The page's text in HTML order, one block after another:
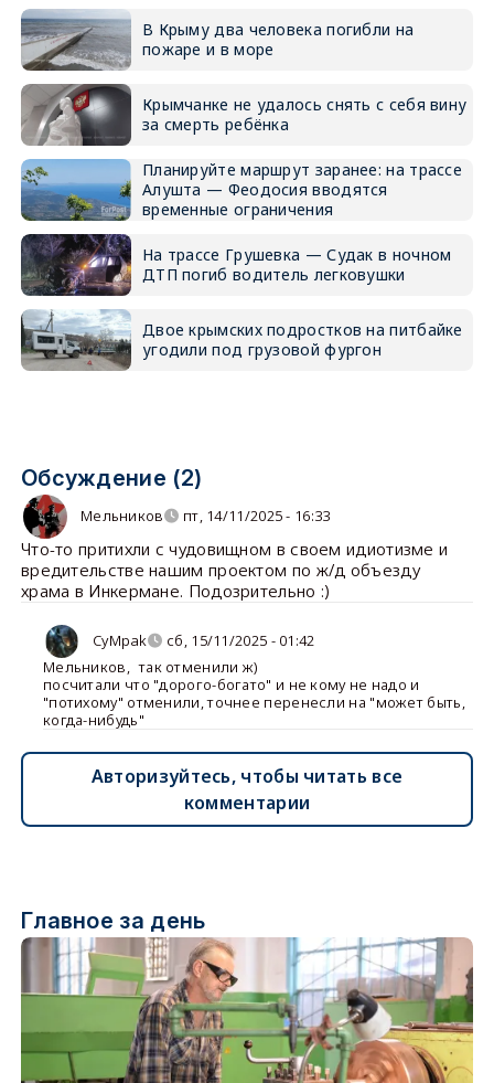
В Крыму два человека погибли на
пожаре и в море
Крымчанке не удалось снять с себя вину
за смерть ребёнка
Планируйте маршрут заранее: на трассе
Алушта — Феодосия вводятся
временные ограничения
На трассе Грушевка — Судак в ночном
ДТП погиб водитель легковушки
Двое крымских подростков на питбайке
угодили под грузовой фургон
Обсуждение (2)
Мельников пт, 14/11/2025 - 16:33
Что-то притихли с чудовищном в своем идиотизме и
вредительстве нашим проектом по ж/д объезду
храма в Инкермане. Подозрительно :)
CyMpak
сб, 15/11/2025 - 01:42
Мельников, так отменили ж)
посчитали что "дорого-богато" и не кому не надо и
"потихому" отменили, точнее перенесли на "может быть,
когда-нибудь"
Авторизуйтесь, чтобы читать все
комментарии
Главное за день